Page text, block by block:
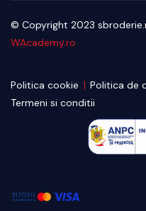
© Copyright 2023
WAcademy.ro
Politica cookie
Politica de
Termeni si conditii